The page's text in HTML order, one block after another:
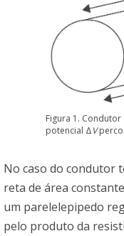
Figura 1.
potencial ΔV
No caso do condutor
reta de área
um parelelepipedo
pelo produto da